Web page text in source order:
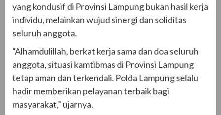
yang kondusif di Provinsi Lampung bukan hasil kerja
individu, melainkan wujud sinergi dan soliditas
seluruh anggota.
“Alhamdulillah, berkat kerja sama dan doa seluruh
anggota, situasi kamtibmas di Provinsi Lampung
tetap aman dan terkendali. Polda Lampung selalu
hadir memberikan pelayanan terbaik bagi
masyarakat,” ujarnya.